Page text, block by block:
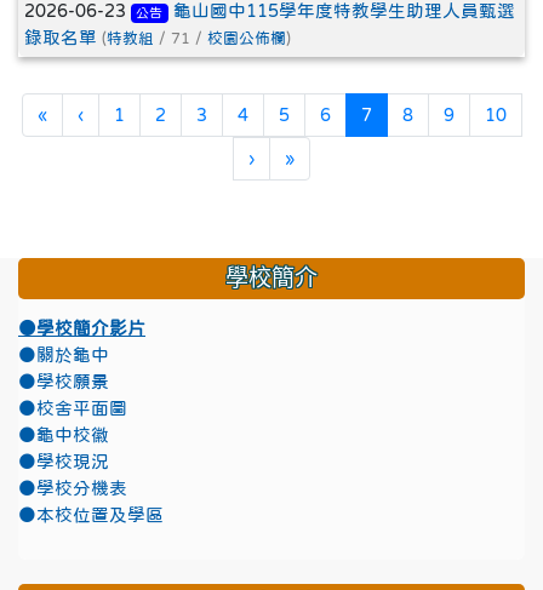
2026-06-23 公告
龜山國中115學年度特教學生助理人員甄選
錄取名單 (特教組 / 71 / 校園公佈欄 )
«第一頁
‹上一頁
1 2 3 4 5 6 7(目前頁次)
8 9 10
›下一頁
»最後頁
學校簡介
●學校簡介影片
●關於龜中
●學校願景
●校舍平面圖
●龜中校徽
●學校現況
●學校分機表
●本校位置及學區